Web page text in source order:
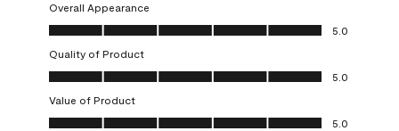
Overall Appearance
Overall Appearance, 5.0 out of 5
5.0
Quality of Product
Quality of Product, 5.0 out of 5
5.0
Value of Product
Value of Product, 5.0 out of 5
5.0